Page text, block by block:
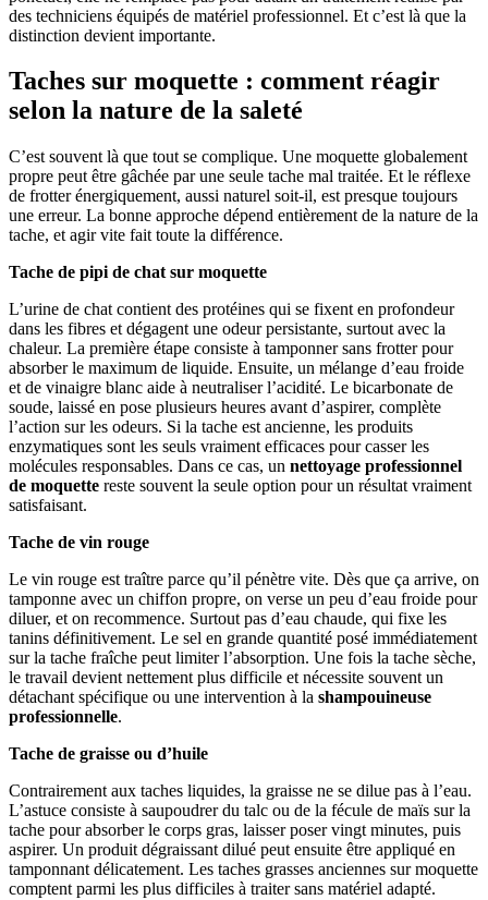
des techniciens équipés de matériel professionnel. Et c’est là que la
distinction devient importante.
Taches sur moquette : comment réagir
selon la nature de la saleté
C’est souvent là que tout se complique. Une moquette globalement
propre peut être gâchée par une seule tache mal traitée. Et le réflexe
de frotter énergiquement, aussi naturel soit-il, est presque toujours
une erreur. La bonne approche dépend entièrement de la nature de la
tache, et agir vite fait toute la différence.
Tache de pipi de chat sur moquette
L’urine de chat contient des protéines qui se fixent en profondeur
dans les fibres et dégagent une odeur persistante, surtout avec la
chaleur. La première étape consiste à tamponner sans frotter pour
absorber le maximum de liquide. Ensuite, un mélange d’eau froide
et de vinaigre blanc aide à neutraliser l’acidité. Le bicarbonate de
soude, laissé en pose plusieurs heures avant d’aspirer, complète
l’action sur les odeurs. Si la tache est ancienne, les produits
enzymatiques sont les seuls vraiment efficaces pour casser les
molécules responsables. Dans ce cas, un nettoyage professionnel
de moquette reste souvent la seule option pour un résultat vraiment
satisfaisant.
Tache de vin rouge
Le vin rouge est traître parce qu’il pénètre vite. Dès que ça arrive, on
tamponne avec un chiffon propre, on verse un peu d’eau froide pour
diluer, et on recommence. Surtout pas d’eau chaude, qui fixe les
tanins définitivement. Le sel en grande quantité posé immédiatement
sur la tache fraîche peut limiter l’absorption. Une fois la tache sèche,
le travail devient nettement plus difficile et nécessite souvent un
détachant spécifique ou une intervention à la shampouineuse
professionnelle.
Tache de graisse ou d’huile
Contrairement aux taches liquides, la graisse ne se dilue pas à l’eau.
L’astuce consiste à saupoudrer du talc ou de la fécule de maïs sur la
tache pour absorber le corps gras, laisser poser vingt minutes, puis
aspirer. Un produit dégraissant dilué peut ensuite être appliqué en
tamponnant délicatement. Les taches grasses anciennes sur moquette
comptent parmi les plus difficiles à traiter sans matériel adapté.